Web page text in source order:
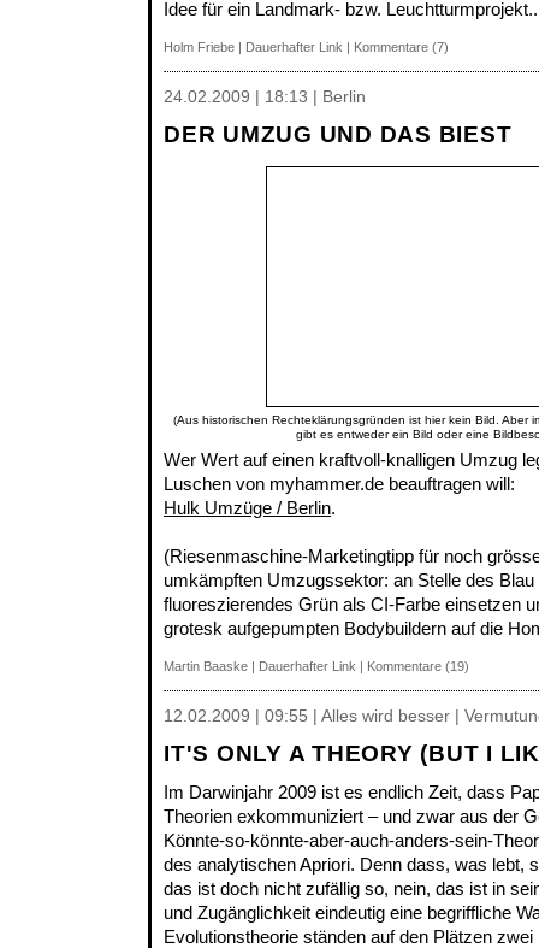
Idee für ein Landmark- bzw.
Holm Friebe | Dauerhafter Link | Kommentare (7)
24.02.2009 | 18:13 | Berlin
DER UMZUG UND DAS BIEST
(Aus historischen Rechteklärungsgründen ist hier kein Bild. Aber
gibt es entweder ein Bild oder eine
Wer Wert auf einen kraftvoll-knalligen Umzug
Luschen von myhammer.de beauftragen will:
Hulk Umzüge / Berlin.
(Riesenmaschine-Marketingtipp für noch
umkämpften Umzugssektor: an Stelle des Blau
fluoreszierendes Grün als CI-Farbe einsetzen
grotesk aufgepumpten Bodybuildern auf die
Martin Baaske | Dauerhafter Link | Kommentare (19)
12.02.2009 | 09:55 | Alles wird besser |
IT'S ONLY A THEORY (BUT I
Im Darwinjahr 2009 ist es endlich Zeit, dass
Theorien exkommuniziert – und zwar aus der
Könnte-so-könnte-aber-auch-anders-sein-
des analytischen Apriori. Denn dass, was lebt,
das ist doch nicht zufällig so, nein, das ist in
und Zugänglichkeit eindeutig eine begriffliche
Evolutionstheorie ständen auf den Plätzen